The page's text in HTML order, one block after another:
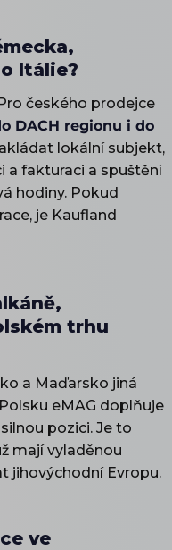
Itálie?
českého prodejce
DACH regionu i do
lokální subjekt,
a fakturaci a spuštění
hodiny. Pokud
je Kaufland
trhu
a Maďarsko jiná
eMAG doplňuje
pozici. Je to
mají vyladěnou
jihovýchodní Evropu.
ve